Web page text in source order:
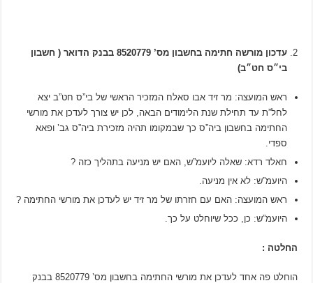
עדכון מורשה חתימה בחשבון מס’ 8520779 בבנק הדואר ( חשבון
בי״ס חט״ב)
ראש המועצה: מר זיד אבו סאלח המזכיר הראשי של בי”ס חט”ב יצא
לחל”ת עד תחילת שנת הלימודים הבאה, לכן יש צורך לעדכן את מורשי
החתימה בחשבון ביה”ס כך שבמקומו תהיה מזכירת ביה”ס גב’ ופאא
ספדי.
חאלד רדא: שאלה ליועמ”ש, האם יש מניעה בתהליך כזה ?
היועמ”ש: לא אין מניעה.
ראש המועצה: האם עם חזרתו של מר זיד יש לעדכן את מורשי החתימה ?
היועמ”ש: כן, ככל שיוחלט על כך.
החלטה :
הוחלט פה אחד לעדכן את מורשי החתימה בחשבון מס’ 8520779 בבנק